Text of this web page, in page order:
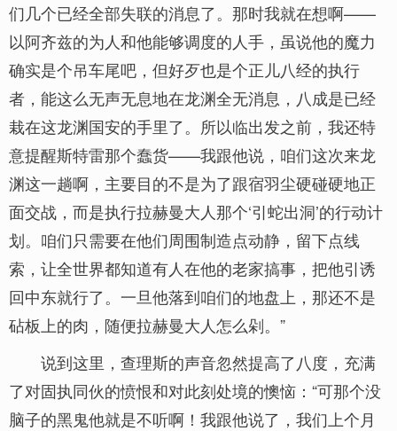
们几个已经全部失联的消息了。那时我就在想啊——
以阿齐兹的为人和他能够调度的人手，虽说他的魔力
确实是个吊车尾吧，但好歹也是个正儿八经的执行
者，能这么无声无息地在龙渊全无消息，八成是已经
栽在这龙渊国安的手里了。所以临出发之前，我还特
意提醒斯特雷那个蠢货——我跟他说，咱们这次来龙
渊这一趟啊，主要目的不是为了跟宿羽尘硬碰硬地正
面交战，而是执行拉赫曼大人那个‘引蛇出洞’的行动计
划。咱们只需要在他们周围制造点动静，留下点线
索，让全世界都知道有人在他的老家搞事，把他引诱
回中东就行了。一旦他落到咱们的地盘上，那还不是
砧板上的肉，随便拉赫曼大人怎么剁。”
说到这里，查理斯的声音忽然提高了八度，充满
了对固执同伙的愤恨和对此刻处境的懊恼：“可那个没
脑子的黑鬼他就是不听啊！我跟他说了，我们上个月